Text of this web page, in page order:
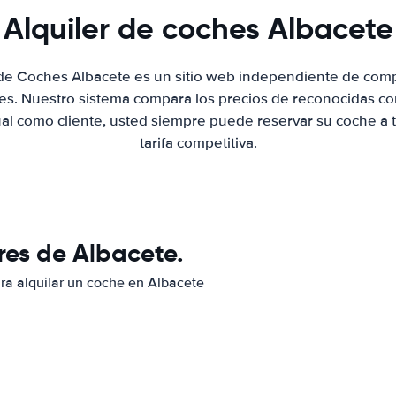
Alquiler de coches Albacete
Coches Albacete es un sitio web independiente de
Nuestro sistema compara los precios de reconocidas
como cliente, usted siempre puede reservar su coche a
tarifa competitiva.
de Albacete.
alquilar un coche en Albacete